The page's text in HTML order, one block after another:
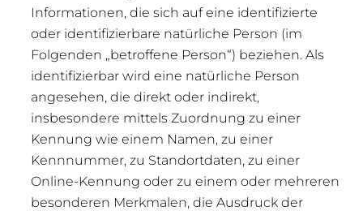
Informationen, die sich auf eine identifizierte
oder identifizierbare natürliche Person (im
Folgenden „betroffene Person“) beziehen. Als
identifizierbar wird eine natürliche Person
angesehen, die direkt oder indirekt,
insbesondere mittels Zuordnung zu einer
Kennung wie einem Namen, zu einer
Kennnummer, zu Standortdaten, zu einer
Online-Kennung oder zu einem oder mehreren
besonderen Merkmalen, die Ausdruck der